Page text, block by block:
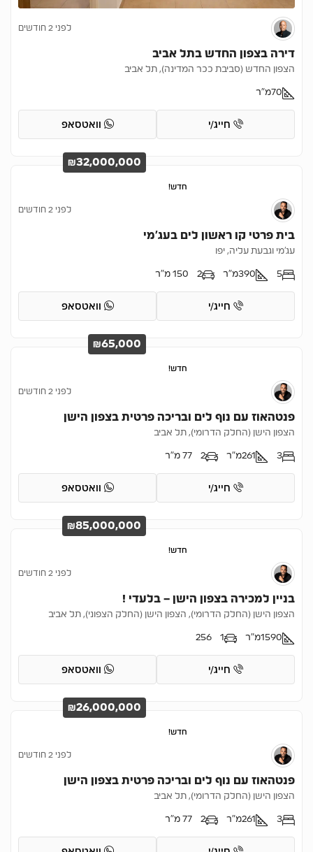
לפני 2 חודשים
דירה בצפון החדש בתל אביב
הצפון החדש (סביבת ככר המדינה), תל אביב
70מ"ר
חייג/י וואטסאפ
חדש!
₪32,000,000
לפני 2 חודשים
בית פרטי קו ראשון לים בעג’מי
עג'מי וגבעת עליה, יפו
5
390מ"ר 2 150 מ"ר
חייג/י וואטסאפ
חדש!
₪65,000
לפני 2 חודשים
פנטהאוז עם נוף לים ובריכה פרטית בצפון הישן
הצפון הישן (החלק הדרומי), תל אביב
3
261מ"ר 2 77 מ"ר
חייג/י וואטסאפ
חדש!
₪85,000,000
לפני 2 חודשים
בניין למכירה בצפון הישן – בלעדי !
הצפון הישן (החלק הדרומי), הצפון הישן (החלק הצפוני), תל אביב
1590מ"ר 1
256
חייג/י וואטסאפ
חדש!
₪26,000,000
לפני 2 חודשים
פנטהאוז עם נוף לים ובריכה פרטית בצפון הישן
הצפון הישן (החלק הדרומי), תל אביב
3
261מ"ר 2 77 מ"ר